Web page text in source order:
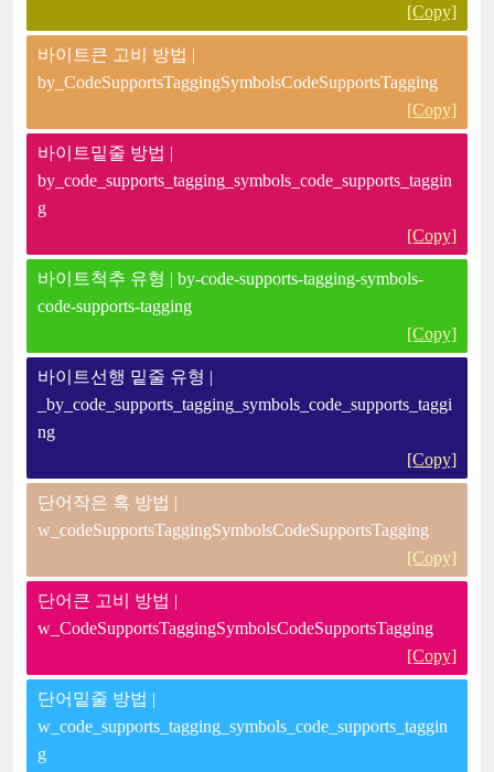
[Copy]
바이트큰 고비 방법 |
by_CodeSupportsTaggingSymbolsCodeSupportsTagging
[Copy]
바이트밑줄 방법 |
by_code_supports_tagging_symbols_code_supports_taggin
g
[Copy]
바이트척추 유형 | by-code-supports-tagging-symbols-
code-supports-tagging
[Copy]
바이트선행 밑줄 유형 |
_by_code_supports_tagging_symbols_code_supports_taggi
ng
[Copy]
단어작은 혹 방법 |
w_codeSupportsTaggingSymbolsCodeSupportsTagging
[Copy]
단어큰 고비 방법 |
w_CodeSupportsTaggingSymbolsCodeSupportsTagging
[Copy]
단어밑줄 방법 |
w_code_supports_tagging_symbols_code_supports_taggin
g